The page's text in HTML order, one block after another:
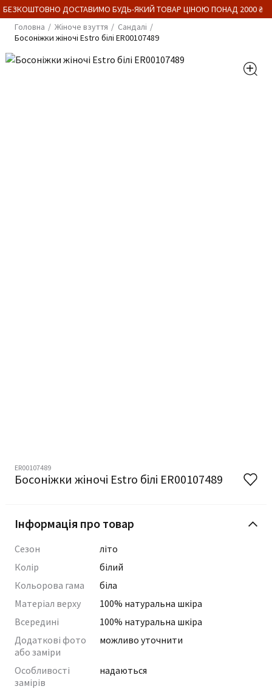
ДОСТАВИМО БУДЬ-ЯКИЙ ТОВАР ЦІНОЮ ПОНАД 2000 ₴
Головна
Жіноче взуття
Сандалі
Босоніжки жіночі Estro білі ER00107489
ER00107489
Босоніжки жіночі Estro білі ER00107489
Інформація про товар
Сезон
літо
Колір
білий
Кольорова гама
біла
Матеріал верху
100% натуральна шкіра
Всередині
100% натуральна шкіра
Додаткові фото
або заміри
можливо уточнити
Особливості
замірів
надаються